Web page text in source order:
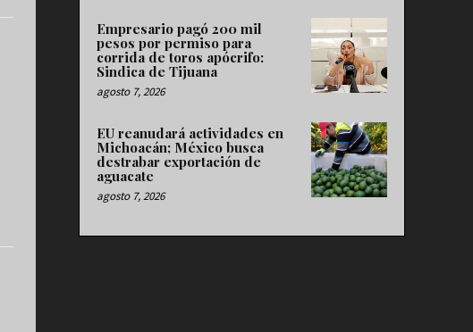
Empresario pagó 200 mil
pesos por permiso para
corrida de toros apócrifo:
Sindica de Tijuana
agosto 7, 2026
EU reanudará actividades en
Michoacán; México busca
destrabar exportación de
aguacate
agosto 7, 2026